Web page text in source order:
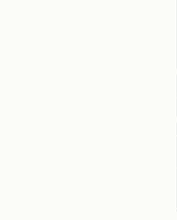
Ich
Erhalten Sie
Rad in Ihrem
Meine E-Mail-